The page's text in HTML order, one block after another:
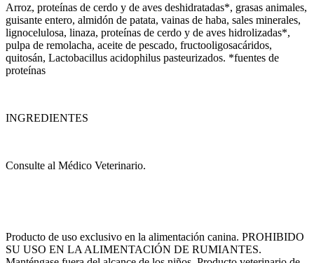
Arroz, proteínas de cerdo y de aves deshidratadas*, grasas animales,
guisante entero, almidón de patata, vainas de haba, sales minerales,
lignocelulosa, linaza, proteínas de cerdo y de aves hidrolizadas*,
pulpa de remolacha, aceite de pescado, fructooligosacáridos,
quitosán, Lactobacillus acidophilus pasteurizados. *fuentes de
proteínas
INGREDIENTES
Consulte al Médico Veterinario.
Producto de uso exclusivo en la alimentación canina. PROHIBIDO
SU USO EN LA ALIMENTACIÓN DE RUMIANTES.